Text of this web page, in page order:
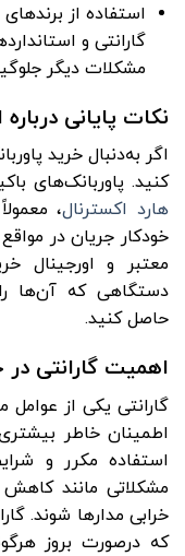
استفاده از
گارانتی و
مشکلات دیگر
نکات پایانی
اگر به‌دنبال خرید
کنید. پاوربانک‌های
هارد اکسترنال،
خودکار جریان در
معتبر و اورجینال
دستگاهی که آن‌ها را
حاصل کنید.
اهمیت گارانتی در
گارانتی یکی از
اطمینان خاطر
استفاده مکرر و
مشکلاتی مانند
خرابی مدارها شوند.
که درصورت بروز